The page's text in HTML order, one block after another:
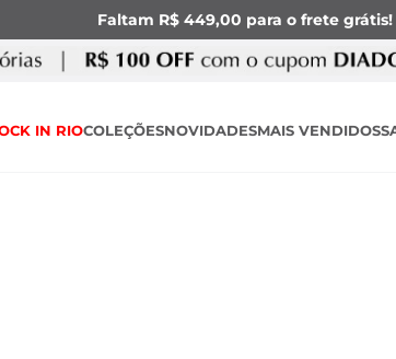
Faltam R$ 449,00 para o frete grátis!
IN RIOCOLEÇÕESNOVIDADESMAIS VENDIDOS